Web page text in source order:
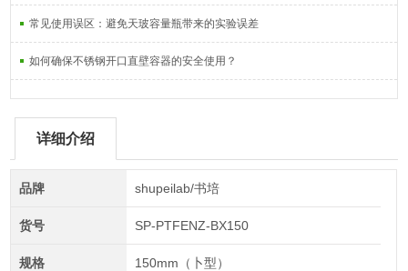
常见使用误区：避免天玻容量瓶带来的实验误差
如何确保不锈钢开口直壁容器的安全使用？
详细介绍
品牌 shupeilab/书培
货号 SP-PTFENZ-BX150
规格 150mm（卜型）